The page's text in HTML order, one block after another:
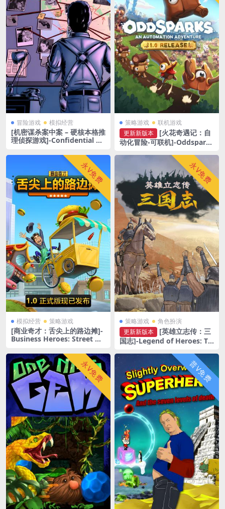
冒险游戏 模拟经营
[机密谋杀案中案 – 硬核本格推
理侦探游戏]-Confidential Kil
策略游戏 联机游戏
更新新版本
[火花奇遇记：自
动化冒险-可联机]-Oddspark
re-Build.20752154-v1.0.S31
永V免费
模拟经营 策略游戏
[商业奇才：舌尖上的路边摊]-
Business Heroes: Street Gr
永V免费
策略游戏 角色扮演
更新新版本
[英雄立志传：三
国志]-Legend of Heroes: Th
007-v0.61.03
永V免费 普V免费